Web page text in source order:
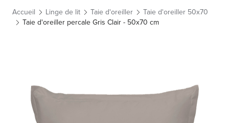
Accueil Linge de lit Taie d'oreiller
Taie d'oreiller 50x70
Taie d'oreiller percale Gris Clair - 50x70 cm